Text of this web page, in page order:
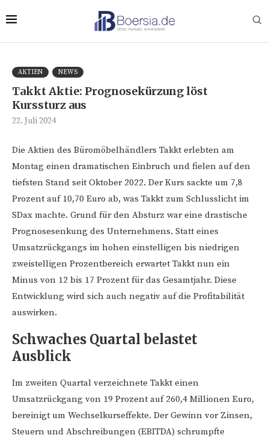
AKTIEN NEWS
Takkt Aktie: Prognosekürzung löst
Kurssturz aus
22. Juli 2024
Die Aktien des Büromöbelhändlers Takkt erlebten am
Montag einen dramatischen Einbruch und fielen auf den
tiefsten Stand seit Oktober 2022. Der Kurs sackte um 7,8
Prozent auf 10,70 Euro ab, was Takkt zum Schlusslicht im
SDax machte. Grund für den Absturz war eine drastische
Prognosesenkung des Unternehmens. Statt eines
Umsatzrückgangs im hohen einstelligen bis niedrigen
zweistelligen Prozentbereich erwartet Takkt nun ein
Minus von 12 bis 17 Prozent für das Gesamtjahr. Diese
Entwicklung wird sich auch negativ auf die Profitabilität
auswirken.
Schwaches Quartal belastet
Ausblick
Im zweiten Quartal verzeichnete Takkt einen
Umsatzrückgang von 19 Prozent auf 260,4 Millionen Euro,
bereinigt um Wechselkurseffekte. Der Gewinn vor Zinsen,
Steuern und Abschreibungen (EBITDA) schrumpfte